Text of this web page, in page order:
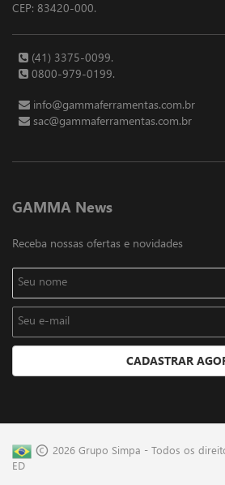
CEP: 83420-000.
(41) 3375-0099.
0800-979-0199.
info@gammaferramentas.com.br
sac@gammaferramentas.com.br
GAMMA News
Receba nossas ofertas e novidades
© 2026 Grupo Simpa - Todos os
ED